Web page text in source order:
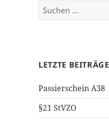
Suchen
nach:
LETZTE BEITRÄGE
Passierschein A38
§21 StVZO